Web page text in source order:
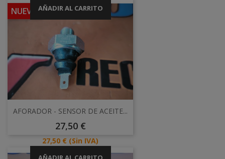
AÑADIR AL CARRITO
NUEVO
AFORADOR - SENSOR DE ACEITE...
Precio
27,50 €
Precio
27,50 € (Sin IVA)